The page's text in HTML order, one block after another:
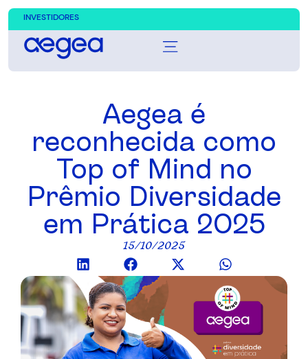
INVESTIDORES
Aegea é
reconhecida como
Top of Mind no
Prêmio Diversidade
em Prática 2025
15/10/2025